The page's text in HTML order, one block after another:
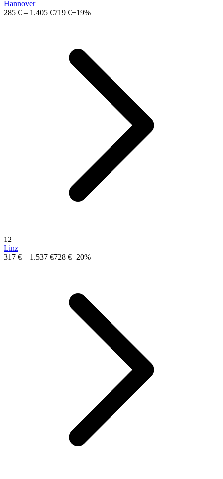
Hannover
285 € – 1.405 €719 €+19%
12
Linz
317 € – 1.537 €728 €+20%